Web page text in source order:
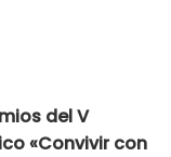
del V
«Convivir con